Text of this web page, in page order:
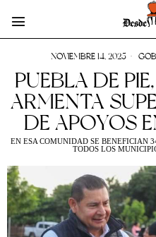
NOVIEMBRE 14, 2025
PUEBLA DE
ARMENTA
DE APOYOS
EN ESA COMUNIDAD SE BENEFICIAN
TODOS LOS